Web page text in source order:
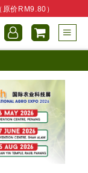
价RM9.80）